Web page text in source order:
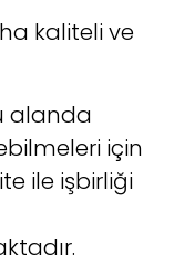
kaliteli ve
alanda
için
ile işbirliği